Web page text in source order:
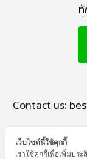
Contact us:
เว็บไซต์นี้ใช้คุกกี้
เราใช้คุกกี้เพื่อเพิ่มป